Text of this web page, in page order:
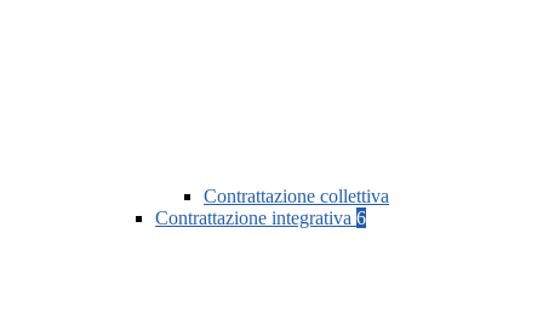
Contrattazione collettiva
Contrattazione integrativa 6